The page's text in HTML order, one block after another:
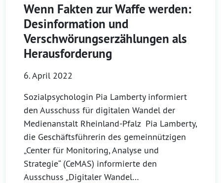
Wenn Fakten zur Waffe werden:
Desinformation und
Verschwörungserzählungen als
Herausforderung
6. April 2022
Sozialpsychologin Pia Lamberty informiert
den Ausschuss für digitalen Wandel der
Medienanstalt Rheinland-Pfalz Pia Lamberty,
die Geschäftsführerin des gemeinnützigen
„Center für Monitoring, Analyse und
Strategie“ (CeMAS) informierte den
Ausschuss „Digitaler Wandel…